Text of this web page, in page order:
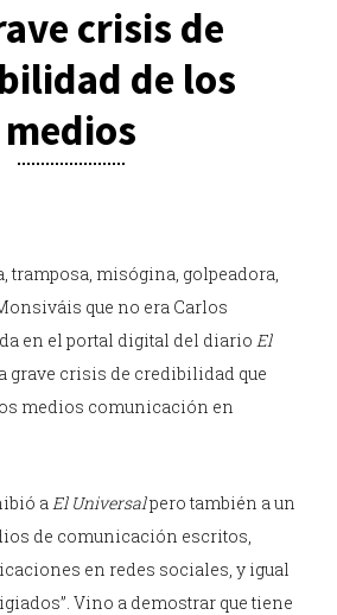
crisis de
de los
medios
tramposa, misógina, golpeadora,
que no era Carlos
en el portal digital del diario El
grave crisis de credibilidad que
medios comunicación en
a El Universalpero también a un
de comunicación escritos,
en redes sociales, y igual
Vino a demostrar que tiene